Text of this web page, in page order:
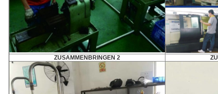
ZUSAMMENBRINGEN 2